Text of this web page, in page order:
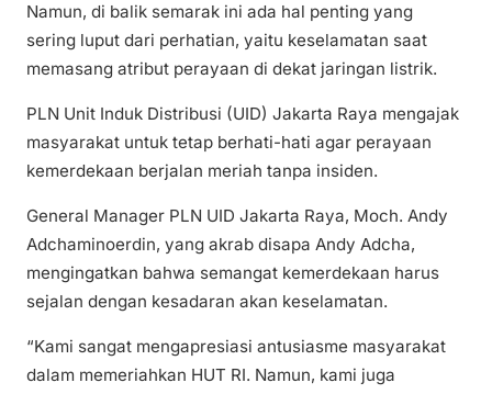
Namun, di balik semarak ini ada hal penting yang
sering luput dari perhatian, yaitu keselamatan saat
memasang atribut perayaan di dekat jaringan listrik.
PLN Unit Induk Distribusi (UID) Jakarta Raya mengajak
masyarakat untuk tetap berhati-hati agar perayaan
kemerdekaan berjalan meriah tanpa insiden.
General Manager PLN UID Jakarta Raya, Moch. Andy
Adchaminoerdin, yang akrab disapa Andy Adcha,
mengingatkan bahwa semangat kemerdekaan harus
sejalan dengan kesadaran akan keselamatan.
“Kami sangat mengapresiasi antusiasme masyarakat
dalam memeriahkan HUT RI. Namun, kami juga